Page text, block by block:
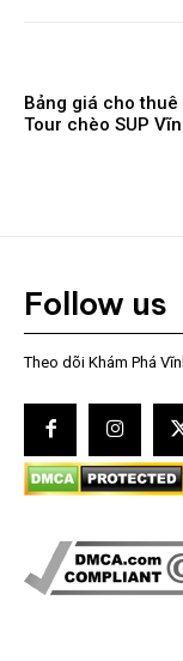
Bảng giá cho thuê
Tour chèo SUP
Follow us
Theo dõi Khám Phá